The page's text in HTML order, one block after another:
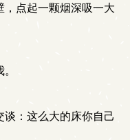
点起一颗烟深吸一大
：这么大的床你自己